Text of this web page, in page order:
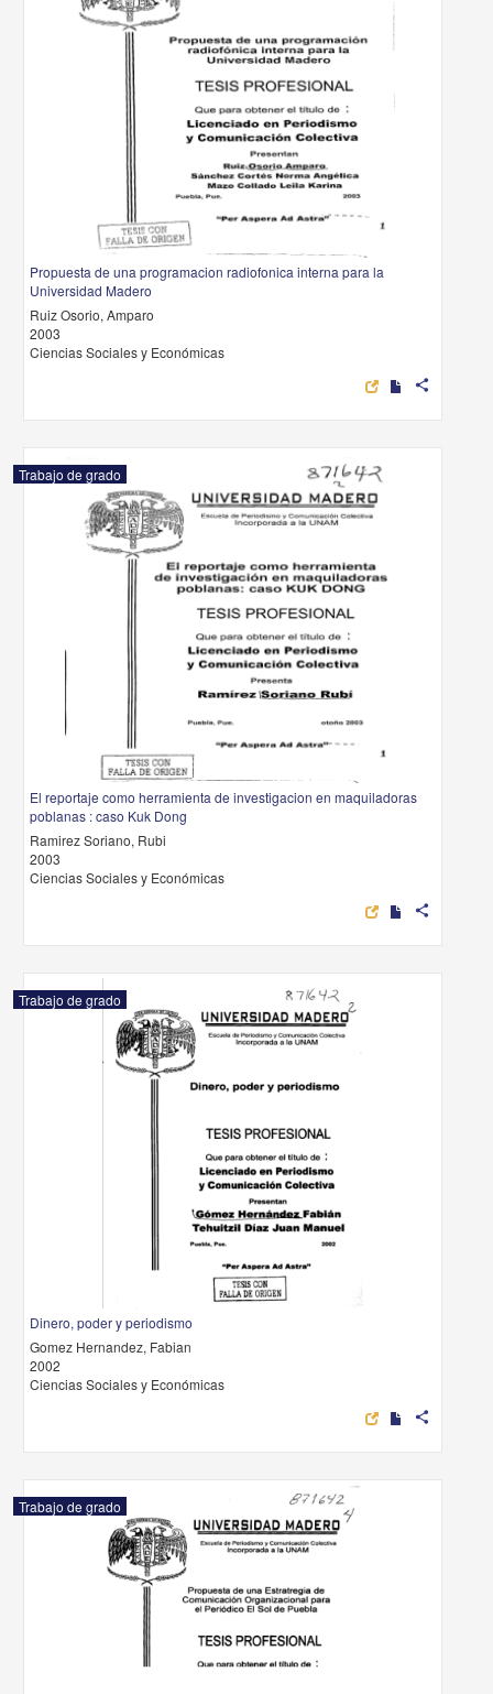
Propuesta de una programacion radiofonica interna para la
Universidad Madero
Ruiz Osorio, Amparo
2003
Ciencias Sociales y Económicas
share
Trabajo de grado
El reportaje como herramienta de investigacion en maquiladoras
poblanas : caso Kuk Dong
Ramirez Soriano, Rubi
2003
Ciencias Sociales y Económicas
share
Trabajo de grado
Dinero, poder y periodismo
Gomez Hernandez, Fabian
2002
Ciencias Sociales y Económicas
share
Trabajo de grado